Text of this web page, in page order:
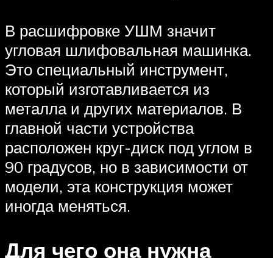
В расшифровке УШМ значит
угловая шлифовальная машинка.
Это специальный инструмент,
который изготавливается из
металла и других материалов. В
главной части устройства
расположен круг-диск под углом в
90 градусов, но в зависимости от
модели, эта конструкция может
иногда меняться.
Для чего она нужна